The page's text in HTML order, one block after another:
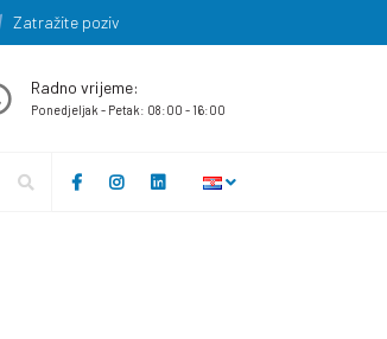
Zatražite poziv
Radno vrijeme:
Ponedjeljak - Petak: 08:00 - 16:00